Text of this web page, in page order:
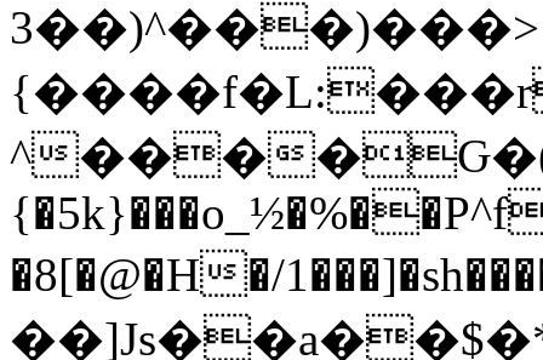
3��)^���)���>
^����Ԍ�(
�8[�@�H�/